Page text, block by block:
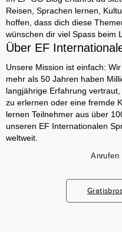
Reisen, Sprachen lernen,
hoffen, dass dich diese
wünschen dir viel Spass beim
Über EF
Unsere Mission ist einfach:
mehr als 50 Jahren haben
langjährige Erfahrung
zu erlernen oder eine fremde
lernen Teilnehmer aus über
unseren EF Internationalen
weltweit.
Anrufen